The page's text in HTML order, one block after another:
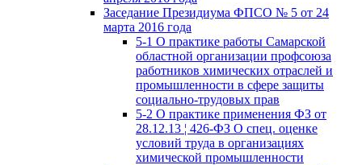
Заседание Президиума ФПСО № 5 от 24
марта 2016 года
5-1 О практике работы Самарской
областной организации профсоюза
работников химических отраслей и
промышленности в сфере защиты
социально-трудовых прав
5-2 О практике применения ФЗ от
28.12.13 ¦ 426-ФЗ О спец. оценке
условий труда в организациях
химической промышленности